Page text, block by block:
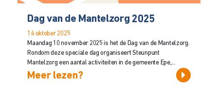
Dag van de Mantelzorg 2025
14 oktober 2025
Maandag 10 november 2025 is het de Dag van de Mantelzorg.
Rondom deze speciale dag organiseert Steunpunt
Mantelzorg een aantal activiteiten in de gemeente Epe,...
Meer lezen?